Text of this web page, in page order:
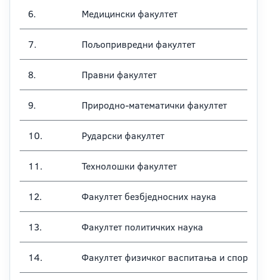
6. Медицински факултет
7. Пољопривредни факултет
8. Правни факултет
9. Природно-математички факултет
10. Рударски факултет
11. Технолошки факултет
12. Факултет безбједносних наука
13. Факултет политичких наука
14. Факултет физичког васпитања и спорта